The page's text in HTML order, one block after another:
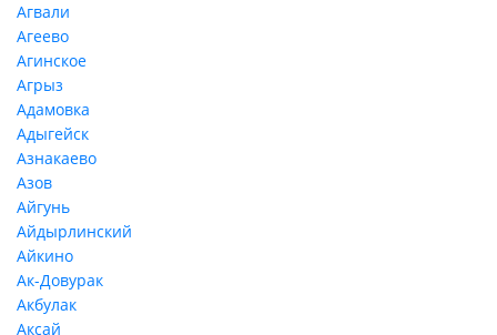
Агвали
Агеево
Агинское
Агрыз
Адамовка
Адыгейск
Азнакаево
Азов
Айгунь
Айдырлинский
Айкино
Ак-Довурак
Акбулак
Аксай